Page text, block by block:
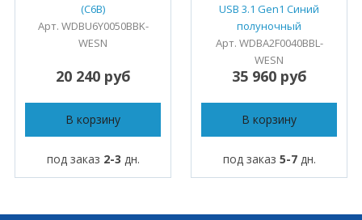
(C6B)
Арт. WDBU6Y0050BBK-
WESN
20 240 руб
В корзину
под заказ 2-3 дн.
USB 3.1 Gen1 Синий
полуночный
Арт. WDBA2F0040BBL-
WESN
35 960 руб
В корзину
под заказ 5-7дн.